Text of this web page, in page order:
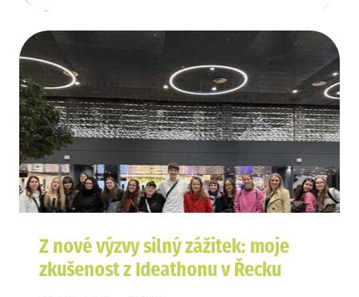
Z nové výzvy silný zážitek: moje
zkušenost z Ideathonu v Řecku